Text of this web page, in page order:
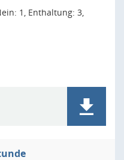
1, Enthaltung: 3,